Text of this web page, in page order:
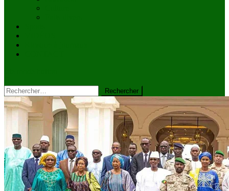
Rechercher :